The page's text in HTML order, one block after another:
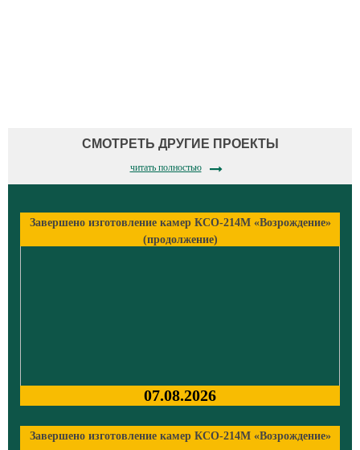
СМОТРЕТЬ ДРУГИЕ ПРОЕКТЫ
читать полностью
Завершено изготовление камер КСО-214М «Возрождение»
(продолжение)
07.08.2026
Завершено изготовление камер КСО-214М «Возрождение»